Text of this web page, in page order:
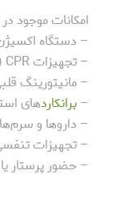
امکانات موجود
– دستگاه
– تجهیزات CPR (احیای قلبی ریوی)
– مانیتورینگ
–برانکاردهای
– داروها و
– تجهیزات
– حضور پرستار